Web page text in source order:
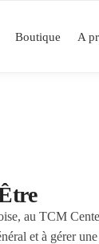
Boutique A
au TCM
et à gérer